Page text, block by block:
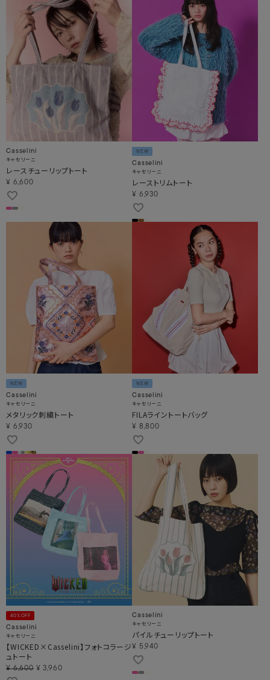
Casselini
キャセリーニ
レースチューリップトート
¥ 6,600
NEW
Casselini
キャセリーニ
レーストリムトート
¥ 6,930
NEW
Casselini
キャセリーニ
メタリック刺繍トート
¥ 6,930
NEW
Casselini
キャセリーニ
FILAライントートバッグ
¥ 8,800
40%OFF
Casselini
キャセリーニ
【WICKED×Casselini】フォトコラージ
ュトート
¥ 6,600 ¥ 3,960
Casselini
キャセリーニ
パイルチューリップトート
¥ 5,940